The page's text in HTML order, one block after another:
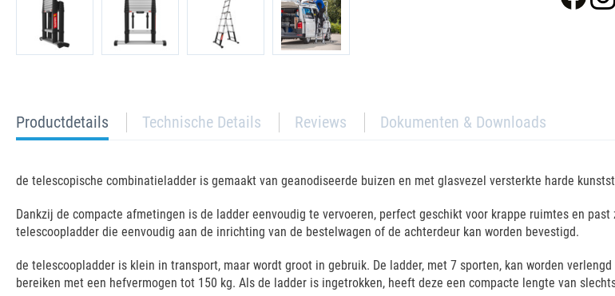
current
tab:
Productdetails Technische Details Reviews Dokumenten & Downloads
de telescopische combinatieladder is gemaakt van geanodiseerde buizen en met glasvezel versterkte harde
Dankzij de compacte afmetingen is de ladder eenvoudig te vervoeren, perfect geschikt voor krappe ruimtes en
telescoopladder die eenvoudig aan de inrichting van de bestelwagen of de achterdeur kan worden bevestigd.
de telescoopladder is klein in transport, maar wordt groot in gebruik. De ladder, met 7 sporten, kan worden
bereiken met een hefvermogen tot 150 kg. Als de ladder is ingetrokken, heeft deze een compacte lengte van